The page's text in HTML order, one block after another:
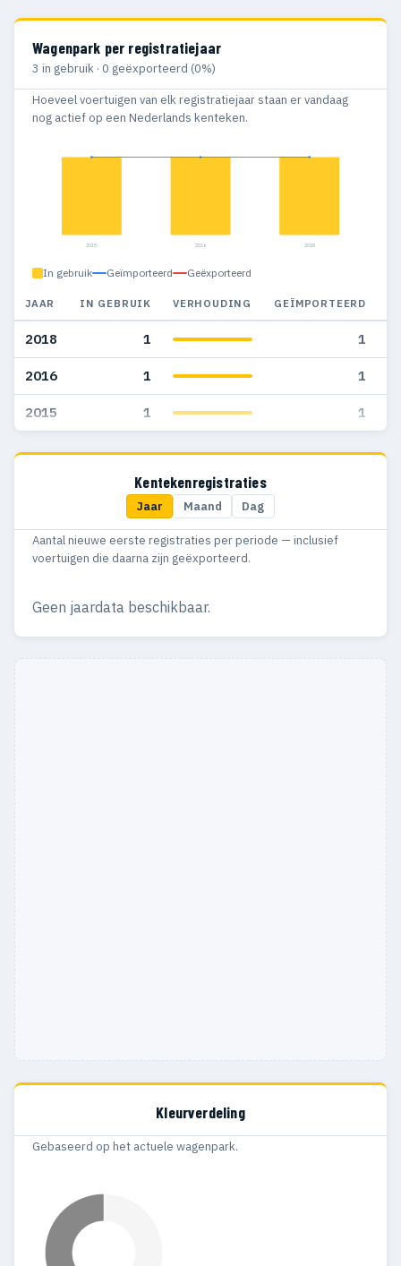
Wagenpark per registratiejaar
3 in gebruik · 0 geëxporteerd (0%)
Hoeveel voertuigen van elk registratiejaar staan er vandaag
nog actief op een Nederlands kenteken.
2015 2016 2018
In gebruik Geïmporteerd Geëxporteerd
JAAR IN GEBRUIK VERHOUDING GEÏMPORTEERD
2018 1 1
2016 1 1
2015 1 1
Kentekenregistraties
Jaar Maand Dag
Aantal nieuwe eerste registraties per periode — inclusief
voertuigen die daarna zijn geëxporteerd.
Geen jaardata beschikbaar.
Kleurverdeling
Gebaseerd op het actuele wagenpark.